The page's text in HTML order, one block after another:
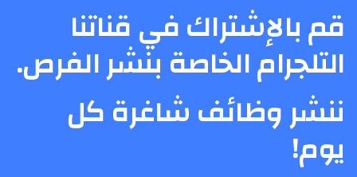
قم بالإشتراك في قناتنا
التلجرام الخاصة بنشر الفرص.
ننشر وظائف شاغرة كل
يوم!